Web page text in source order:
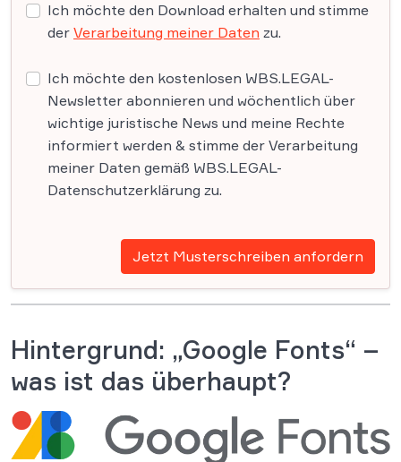
Ich möchte den Download erhalten und stimme
der Verarbeitung meiner Daten zu.
Ich möchte den kostenlosen WBS.LEGAL-
Newsletter abonnieren und wöchentlich über
wichtige juristische News und meine Rechte
informiert werden & stimme der Verarbeitung
meiner Daten gemäß WBS.LEGAL-
Datenschutzerklärung zu.
Jetzt Musterschreiben anfordern
Hintergrund: „Google Fonts“ –
was ist das überhaupt?